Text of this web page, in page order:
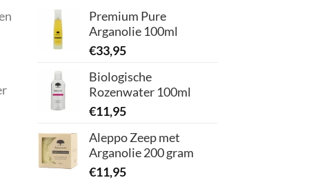
Premium Pure
Arganolie 100ml
€33,95
Biologische
Rozenwater 100ml
€11,95
Aleppo Zeep met
Arganolie 200 gram
€11,95